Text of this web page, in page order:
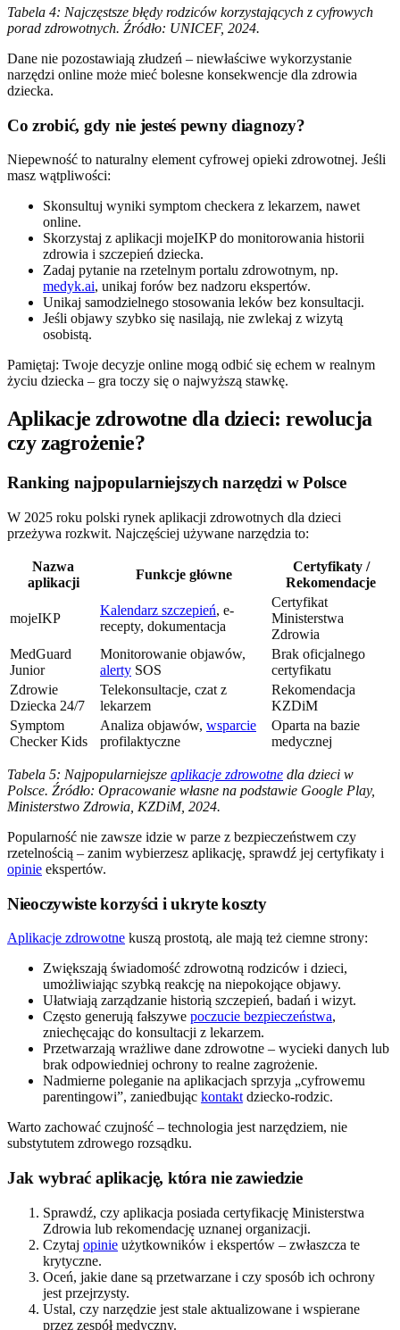
Tabela 4: Najczęstsze błędy rodziców korzystających z cyfrowych
porad zdrowotnych. Źródło: UNICEF, 2024.
Dane nie pozostawiają złudzeń – niewłaściwe wykorzystanie
narzędzi online może mieć bolesne konsekwencje dla zdrowia
dziecka.
Co zrobić, gdy nie jesteś pewny diagnozy?
Niepewność to naturalny element cyfrowej opieki zdrowotnej. Jeśli
masz wątpliwości:
Skonsultuj wyniki symptom checkera z lekarzem, nawet
online.
Skorzystaj z aplikacji mojeIKP do monitorowania historii
zdrowia i szczepień dziecka.
Zadaj pytanie na rzetelnym portalu zdrowotnym, np.
medyk.ai, unikaj forów bez nadzoru ekspertów.
Unikaj samodzielnego stosowania leków bez konsultacji.
Jeśli objawy szybko się nasilają, nie zwlekaj z wizytą
osobistą.
Pamiętaj: Twoje decyzje online mogą odbić się echem w realnym
życiu dziecka – gra toczy się o najwyższą stawkę.
Aplikacje zdrowotne dla dzieci: rewolucja
czy zagrożenie?
Ranking najpopularniejszych narzędzi w Polsce
W 2025 roku polski rynek aplikacji zdrowotnych dla dzieci
przeżywa rozkwit. Najczęściej używane narzędzia to:
Nazwa
aplikacji
Funkcje główne
Certyfikaty /
Rekomendacje
mojeIKP
Kalendarz szczepień, e-
recepty, dokumentacja
Certyfikat
Ministerstwa
Zdrowia
MedGuard
Junior
Monitorowanie objawów,
alerty SOS
Brak oficjalnego
certyfikatu
Zdrowie
Dziecka 24/7
Telekonsultacje, czat z
lekarzem
Rekomendacja
KZDiM
Symptom
Checker Kids
Analiza objawów, wsparcie
profilaktyczne
Oparta na bazie
medycznej
Tabela 5: Najpopularniejsze aplikacje zdrowotne dla dzieci w
Polsce. Źródło: Opracowanie własne na podstawie Google Play,
Ministerstwo Zdrowia, KZDiM, 2024.
Popularność nie zawsze idzie w parze z bezpieczeństwem czy
rzetelnością – zanim wybierzesz aplikację, sprawdź jej certyfikaty i
opinie ekspertów.
Nieoczywiste korzyści i ukryte koszty
Aplikacje zdrowotne kuszą prostotą, ale mają też ciemne strony:
Zwiększają świadomość zdrowotną rodziców i dzieci,
umożliwiając szybką reakcję na niepokojące objawy.
Ułatwiają zarządzanie historią szczepień, badań i wizyt.
Często generują fałszywe poczucie bezpieczeństwa,
zniechęcając do konsultacji z lekarzem.
Przetwarzają wrażliwe dane zdrowotne – wycieki danych lub
brak odpowiedniej ochrony to realne zagrożenie.
Nadmierne poleganie na aplikacjach sprzyja „cyfrowemu
parentingowi”, zaniedbując kontaktdziecko-rodzic.
Warto zachować czujność – technologia jest narzędziem, nie
substytutem zdrowego rozsądku.
Jak wybrać aplikację, która nie zawiedzie
Sprawdź, czy aplikacja posiada certyfikację Ministerstwa
Zdrowia lub rekomendację uznanej organizacji.
Czytaj opinie użytkowników i ekspertów – zwłaszcza te
krytyczne.
Oceń, jakie dane są przetwarzane i czy sposób ich ochrony
jest przejrzysty.
Ustal, czy narzędzie jest stale aktualizowane i wspierane
przez zespół medyczny.